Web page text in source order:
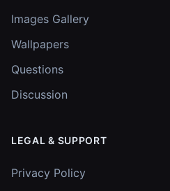
Images Gallery
Wallpapers
Questions
Discussion
LEGAL & SUPPORT
Privacy Policy